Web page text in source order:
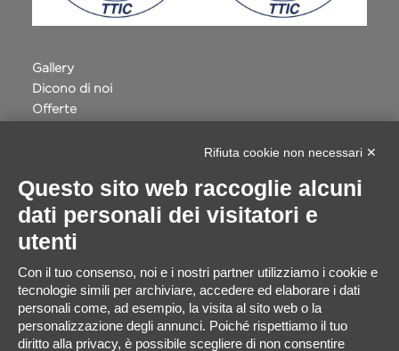
Gallery
Dicono di noi
Offerte
Progetto Safe Routes Regione Veneto
VILLA QUARANTA - INTERVENTI DIGITALI
Whistleblowing
Cookie Setting
Rifiuta cookie non necessari ✕
Questo sito web raccoglie alcuni
dati personali dei visitatori e
utenti
Con il tuo consenso, noi e i nostri partner utilizziamo i cookie e
tecnologie simili per archiviare, accedere ed elaborare i dati
personali come, ad esempio, la visita al sito web o la
personalizzazione degli annunci. Poiché rispettiamo il tuo
diritto alla privacy, è possibile scegliere di non consentire